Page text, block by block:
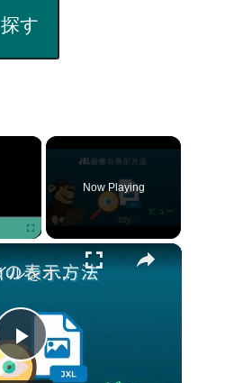
探す
×
Now Playing
×
P
🖼️ JXLファイルをオンラインで無料で閲覧する方法 | ソフトウェアのインストール不要